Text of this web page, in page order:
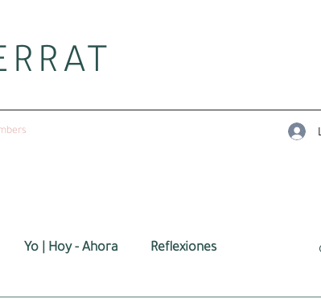
Yo | Hoy - Ahora Reflexiones